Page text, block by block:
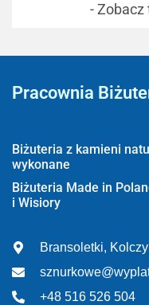
- Zobacz
Pracownia
Biżuteria z kamieni
wykonane
Biżuteria Made in
i Wisiory
Bransoletki,
+48 516 526 504